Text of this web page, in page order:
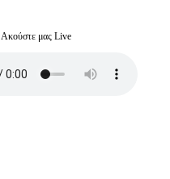
Ακούστε μας Live